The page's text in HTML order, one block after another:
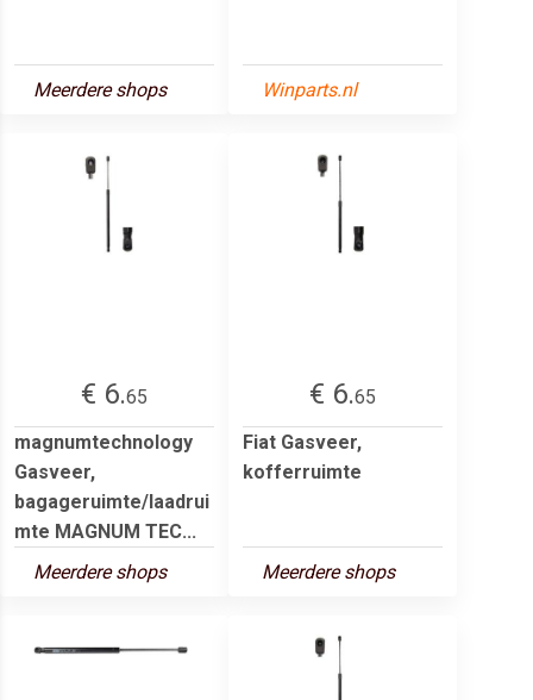
Meerdere shops Winparts.nl
€ 6.65
magnumtechnology
Gasveer,
bagageruimte/laadrui
mte MAGNUM TEC...
Meerdere shops
€ 6.65
Fiat Gasveer,
kofferruimte
Meerdere shops